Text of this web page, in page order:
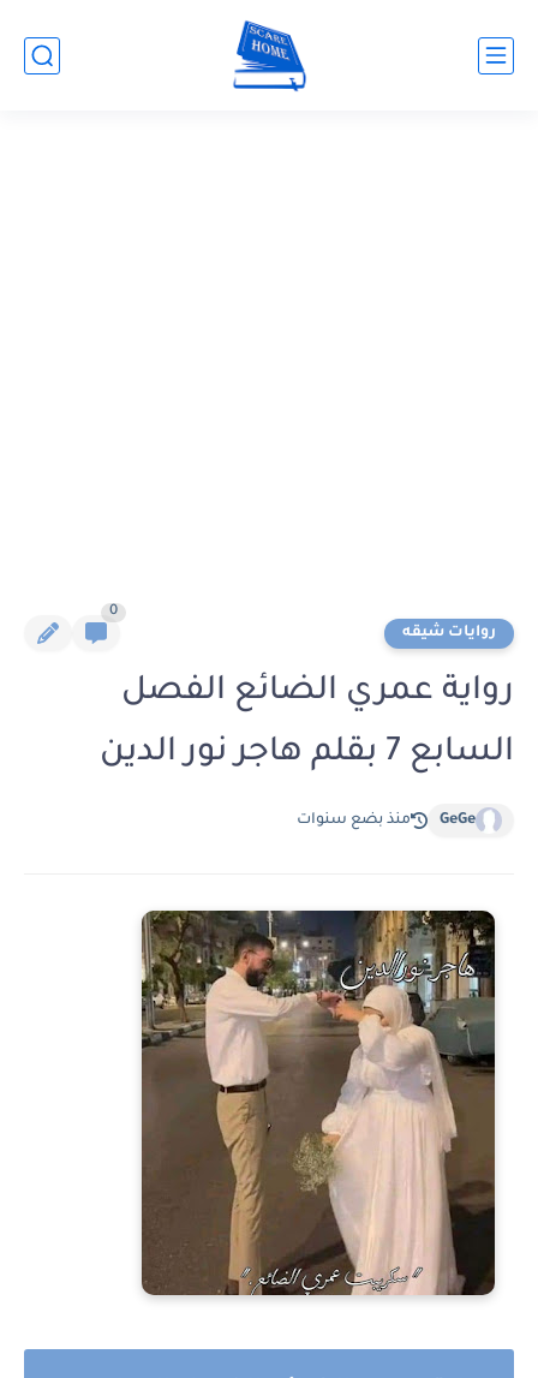
روايات شيقه
0
رواية عمري الضائع الفصل
السابع 7 بقلم هاجر نور الدين
GeGe منذ بضع سنوات